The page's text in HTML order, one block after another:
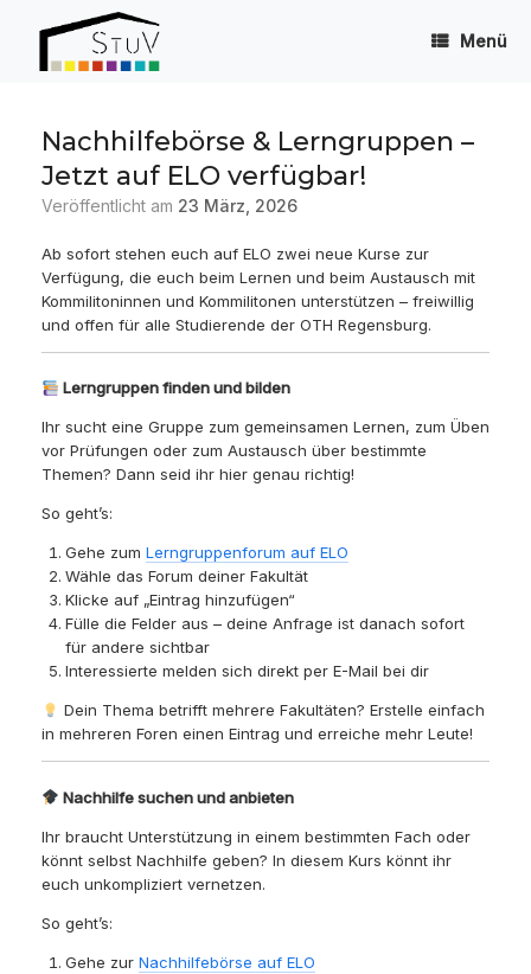
Menü
Nachhilfebörse & Lerngruppen –
Jetzt auf ELO verfügbar!
Veröffentlicht am 23 März, 2026
Ab sofort stehen euch auf ELO zwei neue Kurse zur
Verfügung, die euch beim Lernen und beim Austausch mit
Kommilitoninnen und Kommilitonen unterstützen – freiwillig
und offen für alle Studierende der OTH Regensburg.
Lerngruppen finden und bilden
Ihr sucht eine Gruppe zum gemeinsamen Lernen, zum Üben
vor Prüfungen oder zum Austausch über bestimmte
Themen? Dann seid ihr hier genau richtig!
So geht’s:
Gehe zum Lerngruppenforum auf ELO
Wähle das Forum deiner Fakultät
Klicke auf „Eintrag hinzufügen“
Fülle die Felder aus – deine Anfrage ist danach sofort
für andere sichtbar
Interessierte melden sich direkt per E-Mail bei dir
Dein Thema betrifft mehrere Fakultäten? Erstelle einfach
in mehreren Foren einen Eintrag und erreiche mehr Leute!
Nachhilfe suchen und anbieten
Ihr braucht Unterstützung in einem bestimmten Fach oder
könnt selbst Nachhilfe geben? In diesem Kurs könnt ihr
euch unkompliziert vernetzen.
So geht’s:
Gehe zur Nachhilfebörse auf ELO